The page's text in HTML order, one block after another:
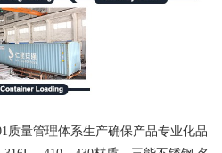
质量管理体系生产确保产品专业化品